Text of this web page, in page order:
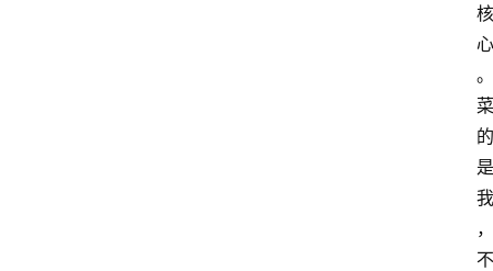
核
心
。
菜
的
是
我
，
不